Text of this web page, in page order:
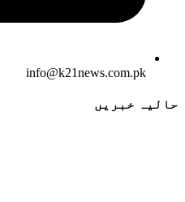
info@k21news.com.pk
حالیہ خبریں